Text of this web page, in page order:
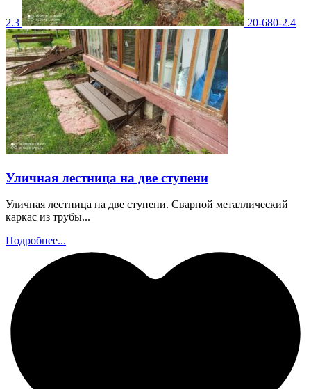
2.3 20-680-2.4
Уличная лестница на две ступени
Уличная лестница на две ступени. Сварной металлический
каркас из трубы...
Подробнее...